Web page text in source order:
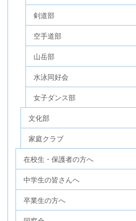
剣道部
空手道部
山岳部
水泳同好会
女子ダンス部
文化部
家庭クラブ
在校生・保護者の方へ
中学生の皆さんへ
卒業生の方へ